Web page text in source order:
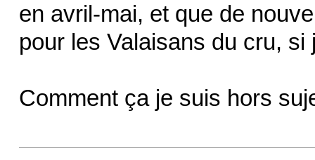
en avril-mai, et que de
pour les Valaisans du cru,
Comment ça je suis hors